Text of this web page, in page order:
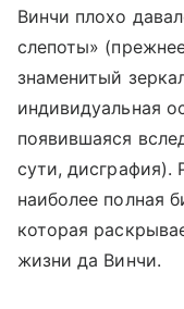
Винчи плохо
слепоты»
знаменитый
индивидуальная
появившаяся
сути, дисграфия).
наиболее полная
которая
жизни да Винчи.